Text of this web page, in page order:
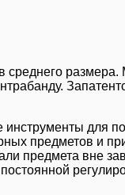
среднего
для
предметов и
предмета вне